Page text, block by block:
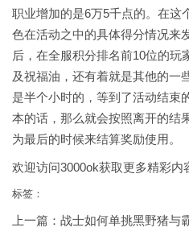
职业增加的是6万5千点的。在这
色在活动之中的具体得分情况来
后，在全服积分排名前10位的
及祝福油，还有着就是其他的一
是半个小时的，等到了活动结束
本的话，那么就会按照离开的结
为最后的时候来结算奖励使用。
欢迎访问3000ok获取更多精彩内
标签：
上一篇： 战士如何单挑黑野猪与